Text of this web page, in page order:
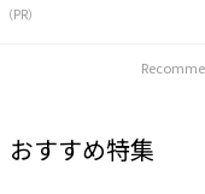
（PR）
おすすめ特集